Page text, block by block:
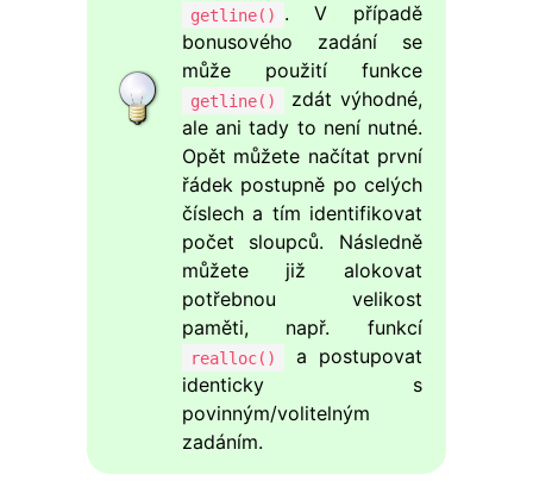
getline()
. V případě
bonusového zadání se
může použití funkce
getline()
zdát výhodné,
ale ani tady to není nutné.
Opět můžete načítat první
řádek postupně po celých
číslech a tím identifikovat
počet sloupců. Následně
můžete již alokovat
potřebnou velikost
paměti, např. funkcí
realloc()
a postupovat
identicky s
povinným/volitelným
zadáním.